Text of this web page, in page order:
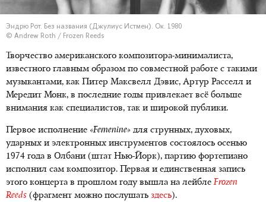
Эндрю Рот. Без названия (Джулиус Истмен). Ок. 1980
© Andrew Roth / Frozen Reeds
Творчество американского композитора-минималиста,
известного главным образом по совместной работе с такими
музыкантами, как Питер Максвелл Дэвис, Артур Расселл и
Мередит Монк, в последние годы привлекает всё больше
внимания как специалистов, так и широкой публики.
Первое исполнение «Femenine» для струнных, духовых,
ударных и электронных инструментов состоялось осенью
1974 года в Олбани (штат Нью-Йорк), партию фортепиано
исполнил сам композитор. Первая и единственная запись
этого концерта в прошлом году вышла на лейблеFrozen
Reeds (фрагмент можно послушать здесь).